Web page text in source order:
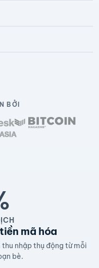
BỞI
mã hóa
nhập thụ động từ mỗi
bè.